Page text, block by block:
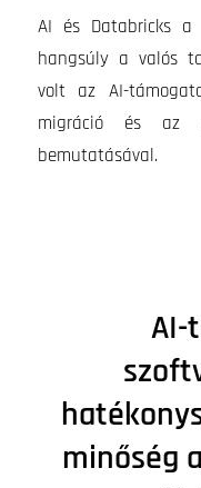
AI és Databricks a
hangsúly a valós
volt az AI-
migráció és az
bemutatásával.
AI-
minőség